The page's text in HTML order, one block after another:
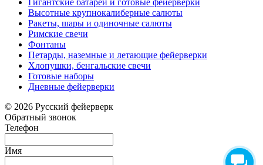
Высотные крупнокалиберные салюты
Ракеты, шары и одиночные салюты
Римские свечи
Фонтаны
Петарды, наземные и летающие фейерверки
Хлопушки, бенгальские свечи
Готовые наборы
Дневные фейерверки
© 2026 Русский фейерверк
Обратный звонок
Телефон
Имя